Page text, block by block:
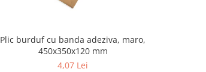
Plic burduf cu banda adeziva, maro,
450x350x120 mm
4,07 Lei